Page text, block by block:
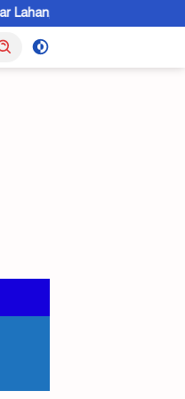
Lapas Dibangun